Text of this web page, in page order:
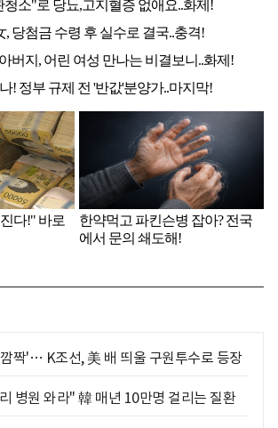
짝'… K조선, 美 배 띄울 구원투수로 등장
병원 와라" 韓 매년 10만명 걸리는 질환